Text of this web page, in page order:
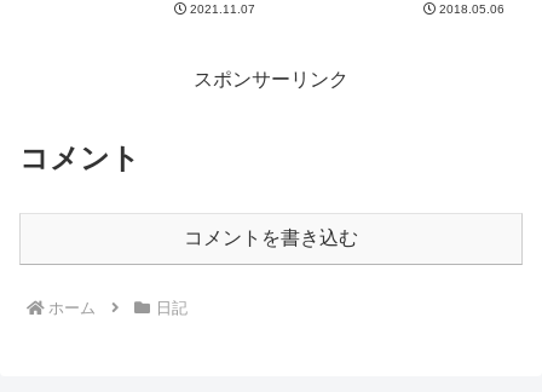
くやりました。水曜日の模擬審査
っかり気持ちも身体もあげていか
2021.11.07
しなかった。もうほんのちょっと
もうちょい低い方が安定するか...
2018.05.06
スポンサーリンク
コメント
コメントを書き込む
ホーム 日記